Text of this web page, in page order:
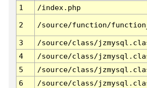
1
/index.php
2 /source/function/
3 /source/class/
4
/source/class/
5
/source/class/
6
/source/class/